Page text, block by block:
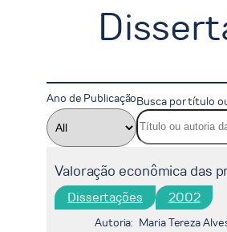
Ano de PublicaçãoBusca por título
Valoração econômica das
Dissertações 2002
Autoria: Maria Tereza